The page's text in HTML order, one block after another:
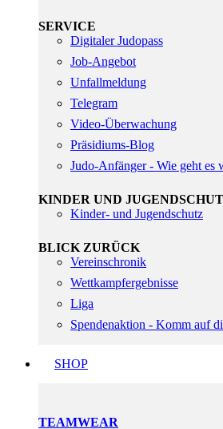
SERVICE
Digitaler Judopass
Job-Angebot
Unfallmeldung
Telegram
Video-Überwachung
Präsidiums-Blog
Judo-Anfänger - Wie geht es
KINDER UND
Kinder- und Jugendschutz
BLICK ZURÜCK
Vereinschronik
Wettkampfergebnisse
Liga
Spendenaktion - Komm auf
SHOP
TEAMWEAR